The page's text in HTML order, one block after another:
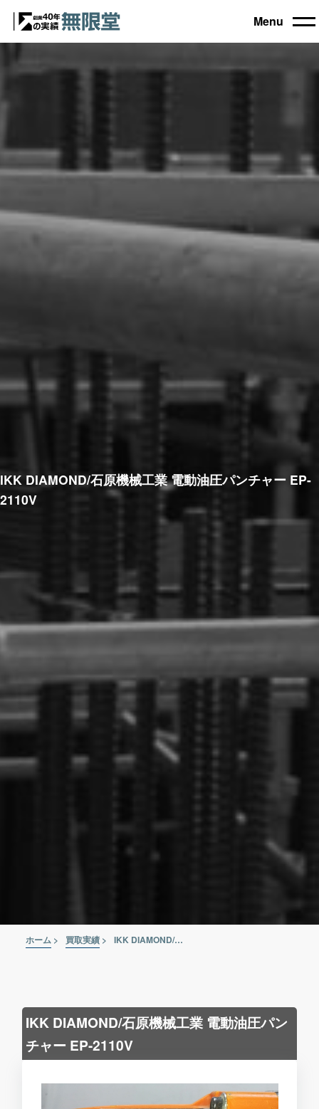
農業・林業機械
建設機械・土木機械
会社概要
コラム
Menu
IKK DIAMOND/石原機械工業 電動油圧パンチャー EP-
2110V
ホーム > 買取実績 > IKK DIAMOND/石原機械工業 電動油圧パンチャー EP-2110V
IKK DIAMOND/石原機械工業 電動油圧パン
チャー EP-2110V